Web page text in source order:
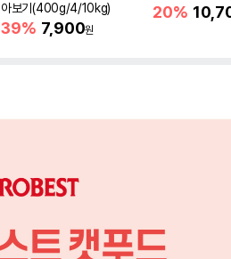
아보기(400g/4/10kg)
39% 7,900원
20%